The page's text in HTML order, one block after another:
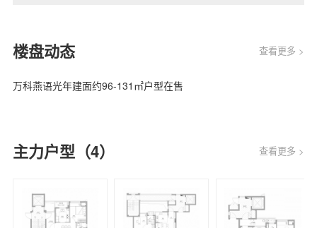
楼盘动态 查看更多 >
万科燕语光年建面约96-131㎡户型在售
主力户型（4） 查看更多 >